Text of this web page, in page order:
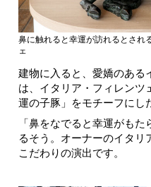
鼻に触れると幸運が訪れるとされ
ェ
建物に入ると、愛嬌のある
は、イタリア・フィレンツ
運の子豚」をモチーフにし
「鼻をなでると幸運がも
るそう。オーナーのイタリ
こだわりの演出です。